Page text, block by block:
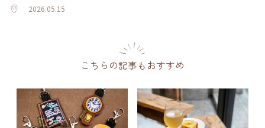
2026.05.15
こちらの記事もおすすめ